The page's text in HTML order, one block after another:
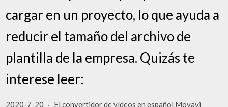
cargar en un proyecto, lo que ayuda a
reducir el tamaño del archivo de
plantilla de la empresa. Quizás te
interese leer:
2020-7-20 · El convertidor de vídeos en español Movavi